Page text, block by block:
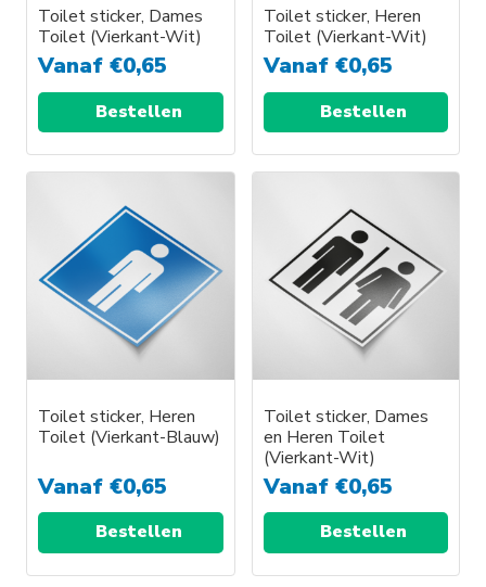
Toilet sticker, Dames
Toilet (Vierkant-Wit)
Vanaf €0,65
Bestellen
Toilet sticker, Heren
Toilet (Vierkant-Wit)
Vanaf €0,65
Bestellen
Toilet sticker, Heren
Toilet (Vierkant-Blauw)
Vanaf €0,65
Bestellen
Toilet sticker, Dames
en Heren Toilet
(Vierkant-Wit)
Vanaf €0,65
Bestellen